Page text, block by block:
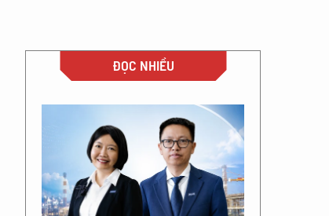
ĐỌC NHIỀU